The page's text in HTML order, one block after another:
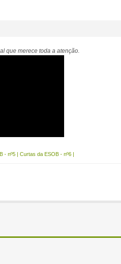
que merece toda a atenção.
- nº5 |Curtas da ESOB - nº6